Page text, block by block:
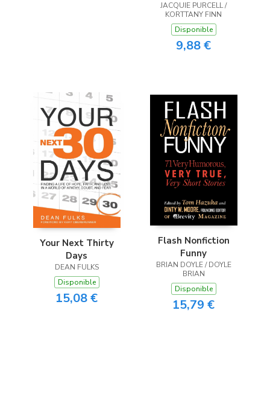
JACQUIE PURCELL /
KORTTANY FINN
Disponible
9,88 €
Your Next Thirty
Days
DEAN FULKS
Disponible
15,08 €
Flash Nonfiction
Funny
BRIAN DOYLE / DOYLE
BRIAN
Disponible
15,79 €